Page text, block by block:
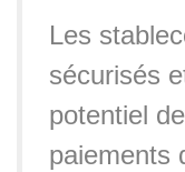
Les
sécurisés
potentiel
paiements